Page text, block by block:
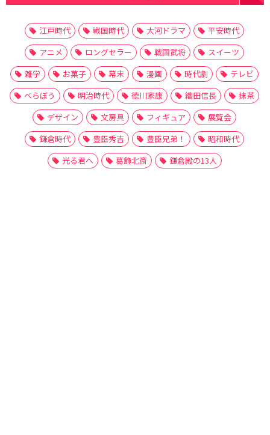
江戸時代 戦国時代 大河ドラマ
平安時代
アニメ
ロングセラー 戦国武将
スイーツ
雑学
お菓子 幕末 漫画 時代劇
テレビ
べらぼう
明治時代 徳川家康 織田信長
抹茶
デザイン
文房具 フィギュア
展覧会
鎌倉時代
豊臣秀吉 豊臣兄弟！
昭和時代
光る君へ
葛飾北斎 鎌倉殿の13人